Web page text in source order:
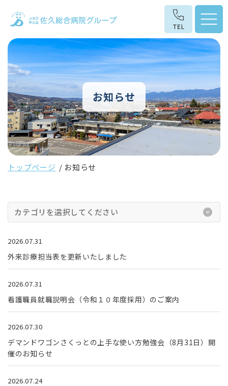
お知らせ
トップページ お知らせ
カテゴリを選択してください
2026.07.31
外来診療担当表を更新いたしました
2026.07.31
看護職員就職説明会（令和１０年度採用）のご案内
2026.07.30
デマンドワゴンさくっとの上手な使い方勉強会（8月31日）開
催のお知らせ
2026.07.24